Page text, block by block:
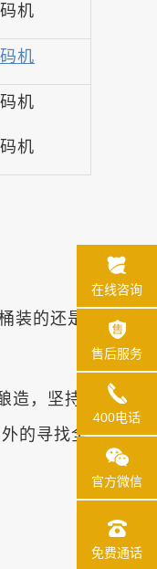
机
机
机
机
装的还是
造，坚持
的寻找全
在线咨询
售后服务
400电话
官方微信
免费通话